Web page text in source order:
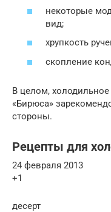
некоторые
вид;
хрупкость
скопление
В целом,
«Бирюса»
стороны.
Рецепты для
24 февраля 2013
+1
десерт